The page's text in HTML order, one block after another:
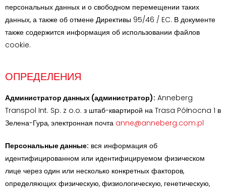
персональных данных и о свободном перемещении таких
данных, а также об отмене Директивы 95/46 / EC. В документе
также содержится информация об использовании файлов
cookie.
ОПРЕДЕЛЕНИЯ
Администратор данных (администратор): Anneberg
Transpol Int. Sp. z o.o. з штаб-квартирой на Trasa Północna 1 в
Зелена-Гура, электронная почта anne@anneberg.com.pl
Персональные данные: вся информация об
идентифицированном или идентифицируемом физическом
лице через один или несколько конкретных факторов,
определяющих физическую, физиологическую, генетическую,